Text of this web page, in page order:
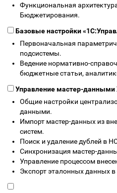
Функциональная
Бюджетирования.
Базовые настройки
Первоначальная
подсистемы.
Ведение нормативно-
бюджетные статьи,
Управление мастер-данными
Общие настройки
данными.
Импорт мастер-данных из
систем.
Поиск и удаление дублей в
Синхронизация мастер-
Управление процессом
Экспорт эталонных данных